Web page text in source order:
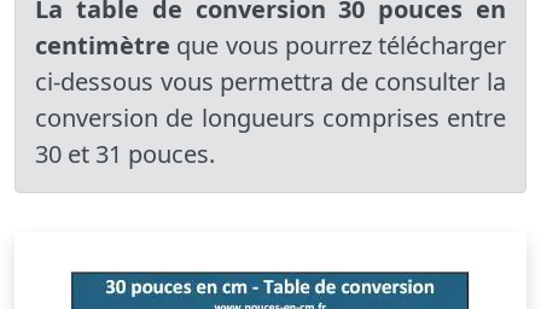
La table de conversion 30 pouces en
centimètre que vous pourrez télécharger
ci-dessous vous permettra de consulter la
conversion de longueurs comprises entre
30 et 31 pouces.